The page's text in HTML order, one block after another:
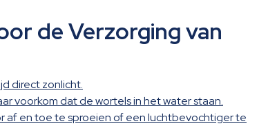
de Verzorging van
direct zonlicht.
voorkom dat de wortels in het water staan.
af en toe te sproeien of een luchtbevochtiger te